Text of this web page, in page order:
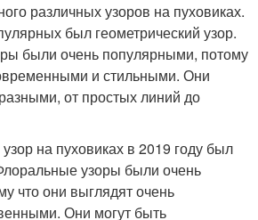
различных узоров на пуховиках.
был геометрический узор.
были очень популярными, потому
и стильными. Они
от простых линий до
на пуховиках в 2019 году был
узоры были очень
что они выглядят очень
Они могут быть